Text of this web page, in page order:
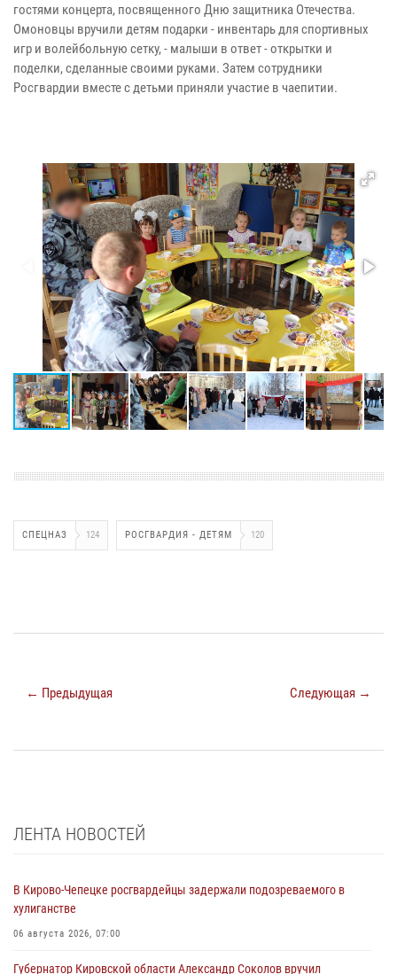
гостями концерта, посвященного Дню защитника Отечества.
Омоновцы вручили детям подарки - инвентарь для спортивных
игр и волейбольную сетку, - малыши в ответ - открытки и
поделки, сделанные своими руками. Затем сотрудники
Росгвардии вместе с детьми приняли участие в чаепитии.
СПЕЦНАЗ 124 РОСГВАРДИЯ - ДЕТЯМ 120
← Предыдущая Следующая →
ЛЕНТА НОВОСТЕЙ
В Кирово-Чепецке росгвардейцы задержали подозреваемого в
хулиганстве
06 августа 2026, 07:00
Губернатор Кировской области Александр Соколов вручил